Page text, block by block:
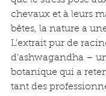
chevaux et à leurs
bêtes, la nature a
L'extrait pur de
d'ashwagandha –
botanique qui a
tant des